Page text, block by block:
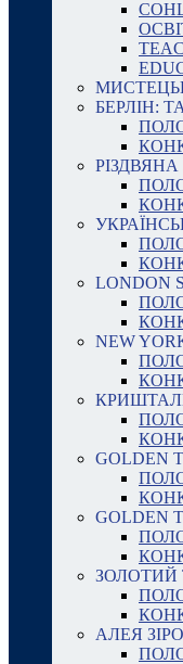
БЕРЛІН:
РІЗДВЯНА
LONDON
NEW
GOLDEN
GOLDEN
ЗОЛОТИЙ
АЛЕЯ